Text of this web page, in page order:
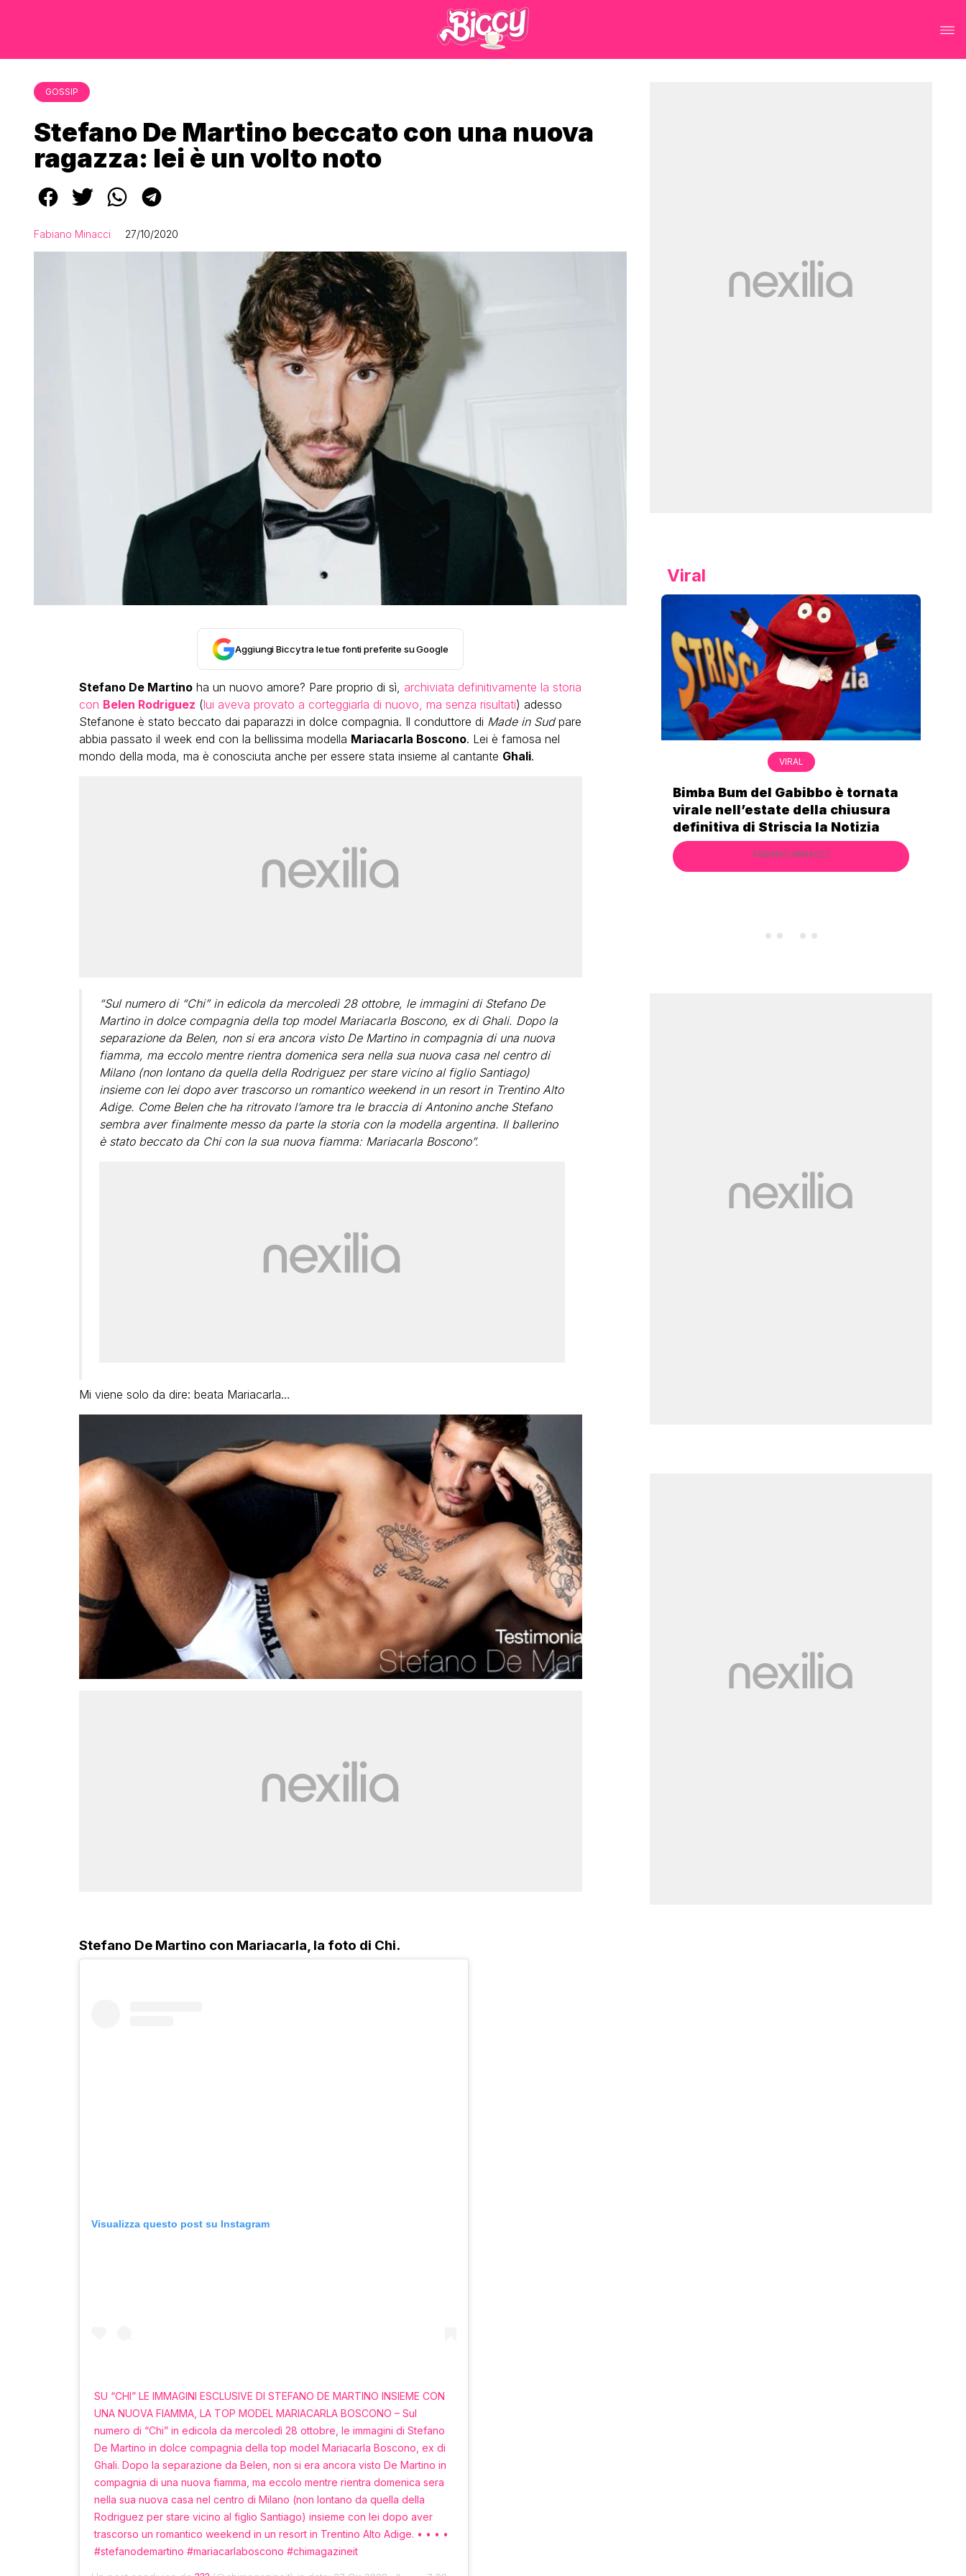
GOSSIP
Stefano De Martino beccato con una nuova
ragazza: lei è un volto noto
Fabiano Minacci 27/10/2020
Aggiungi Biccy tra le tue fonti preferite su Google
Stefano De Martinoha un nuovo amore? Pare proprio di sì, archiviata definitivamente la storia
con Belen Rodriguez (lui aveva provato a corteggiarla di nuovo, ma senza risultati) adesso
Stefanone è stato beccato dai paparazzi in dolce compagnia. Il conduttore di Made in Sudpare
abbia passato il week end con la bellissima modella Mariacarla Boscono. Lei è famosa nel
mondo della moda, ma è conosciuta anche per essere stata insieme al cantante Ghali.
“Sul numero di “Chi” in edicola da mercoledì 28 ottobre, le immagini di Stefano De
Martino in dolce compagnia della top model Mariacarla Boscono, ex di Ghali. Dopo la
separazione da Belen, non si era ancora visto De Martino in compagnia di una nuova
fiamma, ma eccolo mentre rientra domenica sera nella sua nuova casa nel centro di
Milano (non lontano da quella della Rodriguez per stare vicino al figlio Santiago)
insieme con lei dopo aver trascorso un romantico weekend in un resort in Trentino Alto
Adige. Come Belen che ha ritrovato l’amore tra le braccia di Antonino anche Stefano
sembra aver finalmente messo da parte la storia con la modella argentina. Il ballerino
è stato beccato da Chi con la sua nuova fiamma: Mariacarla Boscono”.
Mi viene solo da dire: beata Mariacarla…
Stefano De Martino con Mariacarla, la foto di Chi.
Visualizza questo post su Instagram
SU “CHI” LE IMMAGINI ESCLUSIVE DI STEFANO DE MARTINO INSIEME CON
UNA NUOVA FIAMMA, LA TOP MODEL MARIACARLA BOSCONO – Sul
numero di “Chi” in edicola da mercoledì 28 ottobre, le immagini di Stefano
De Martino in dolce compagnia della top model Mariacarla Boscono, ex di
Ghali. Dopo la separazione da Belen, non si era ancora visto De Martino in
compagnia di una nuova fiamma, ma eccolo mentre rientra domenica sera
nella sua nuova casa nel centro di Milano (non lontano da quella della
Rodriguez per stare vicino al figlio Santiago) insieme con lei dopo aver
trascorso un romantico weekend in un resort in Trentino Alto Adige. • • • •
#stefanodemartino #mariacarlaboscono #chimagazineit
Viral
LGBT
FABIANO MINACCI
VIRAL VIRAL
Bimba Bum del Gabibbo è tornata
virale nell’estate della chiusura
definitiva di Striscia la Notizia
FABIANO MINACCI